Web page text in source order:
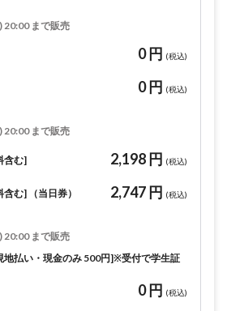
20:00 まで販売
0 円 (税込)
0 円 (税込)
20:00 まで販売
含む] 2,198 円 (税込)
む] （当日券） 2,747 円 (税込)
20:00 まで販売
地払い・現金のみ 500円]※受付で学生証
0 円 (税込)